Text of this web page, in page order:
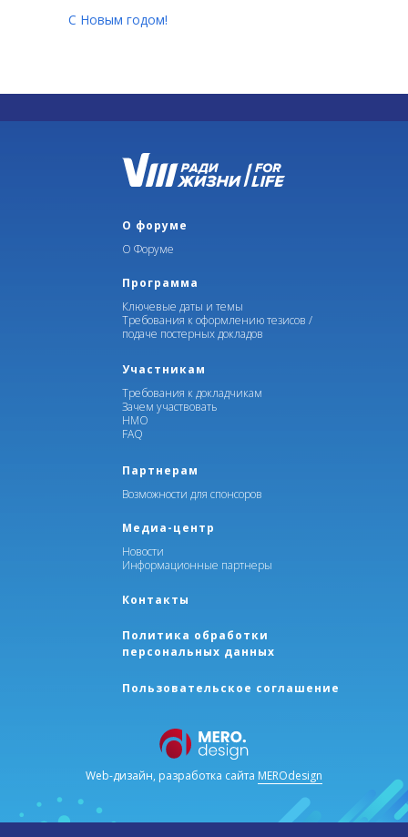
С Новым годом!
О форуме
О Форуме
Программа
Ключевые даты и темы
Требования к оформлению тезисов /
подаче постерных докладов
Участникам
Требования к докладчикам
Зачем участвовать
НМО
FAQ
Партнерам
Возможности для спонсоров
Медиа-центр
Новости
Информационные партнеры
Контакты
Пользовательское соглашение
Политика обработки
персональных данных
Web-дизайн, разработка сайта MEROdesign